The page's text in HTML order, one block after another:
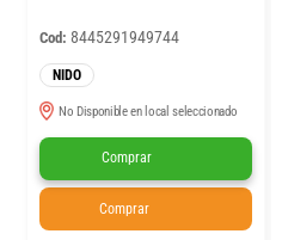
Cod: 8445291949744
NIDO
No Disponible en local seleccionado
Comprar
Comprar